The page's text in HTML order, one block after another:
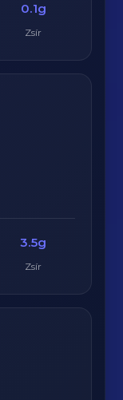
0.1g
Zsír
3.5g
Zsír